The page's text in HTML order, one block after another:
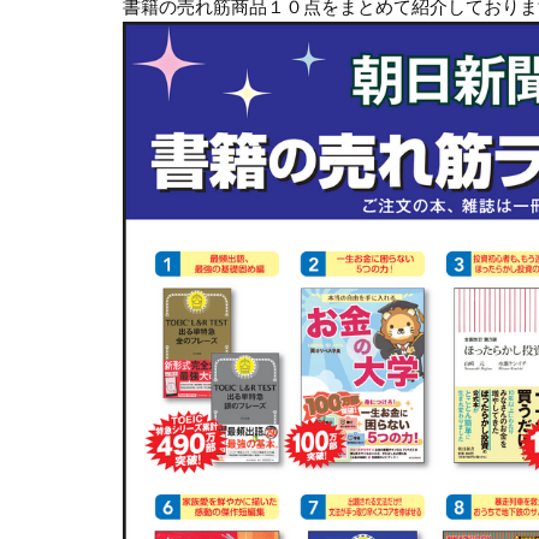
書籍の売れ筋商品１０点をまとめて紹介しており